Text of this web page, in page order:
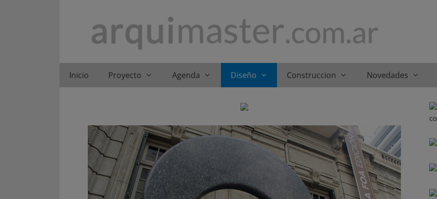
Inicio Proyecto Agenda Diseño Construccion Novedades